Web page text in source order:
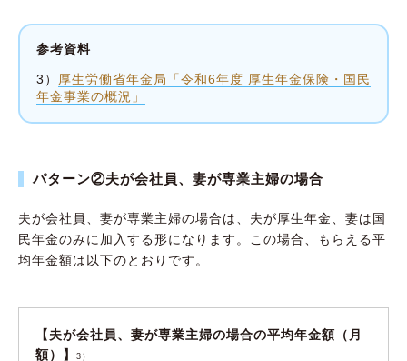
参考資料
3）
厚生労働省年金局「令和6年度 厚生年金保険・国民
年金事業の概況」
パターン②夫が会社員、妻が専業主婦の場合
夫が会社員、妻が専業主婦の場合は、夫が厚生年金、妻は国
民年金のみに加入する形になります。この場合、もらえる平
均年金額は以下のとおりです。
【夫が会社員、妻が専業主婦の場合の平均年金額（月
額）】3）